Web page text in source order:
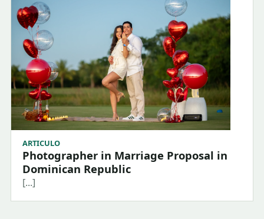
ARTICULO
Photographer in Marriage Proposal in
Dominican Republic
[...]